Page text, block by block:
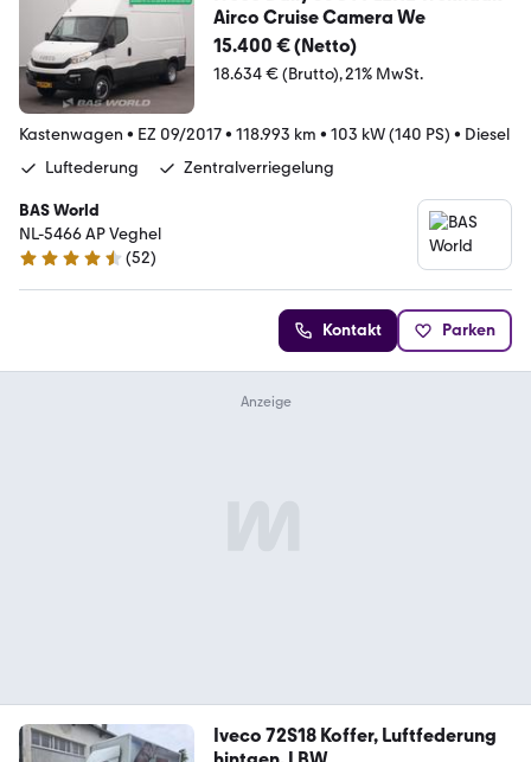
Airco Cruise Camera We
15.400 € (Netto)
18.634 € (Brutto) 21% MwSt.
Kastenwagen • EZ 09/2017• 118.993 km • 103 kW (140 PS) • Diesel
Luftederung
Zentralverriegelung
BAS World
NL-5466 AP Veghel
4.7 Sterne
(52)
Kontakt Parken
Iveco 72S18 Koffer, Luftfederung